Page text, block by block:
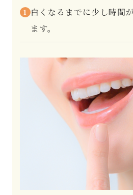
1 白くなるまでに少し時間
ます。